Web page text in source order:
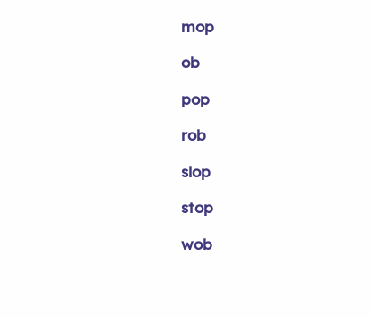
mop
ob
pop
rob
slop
stop
wob